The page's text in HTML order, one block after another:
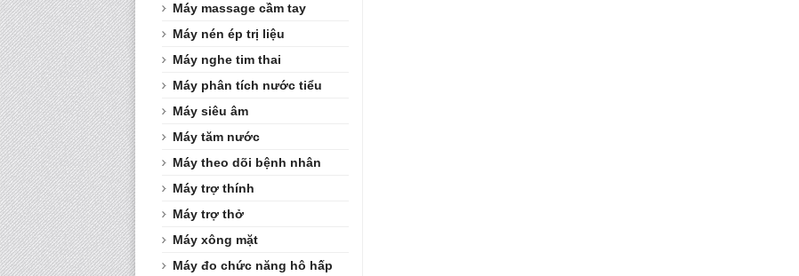
Máy massage cầm tay
Máy nén ép trị liệu
Máy nghe tim thai
Máy phân tích nước tiểu
Máy siêu âm
Máy tăm nước
Máy theo dõi bệnh nhân
Máy trợ thính
Máy trợ thở
Máy xông mặt
Máy đo chức năng hô hấp